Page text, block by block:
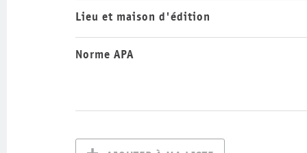
Lieu et maison d'édition
Norme APA